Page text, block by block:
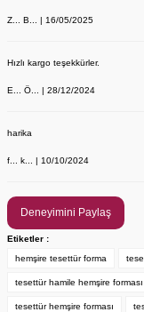
YENİ ÜRÜN
Labor Medikal Tekstil
199,00 TL
Z... B... | 16/05/2025
Hızlı kargo teşekkürler.
E... Ö... | 28/12/2024
harika
f... k... | 10/10/2024
Deneyimini Paylaş
Etiketler :
hemşire tesettür forma
tesettür hamile hemşire forması
tesettür hemşire forması